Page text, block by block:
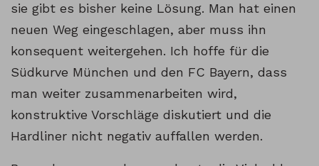
sie gibt es bisher keine Lösung. Man hat einen
neuen Weg eingeschlagen, aber muss ihn
konsequent weitergehen. Ich hoffe für die
Südkurve München und den FC Bayern, dass
man weiter zusammenarbeiten wird,
konstruktive Vorschläge diskutiert und die
Hardliner nicht negativ auffallen werden.